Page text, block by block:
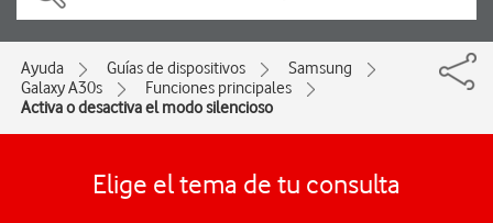
Ayuda Guías de dispositivos
Samsung
Galaxy A30s
Funciones principales
Activa o desactiva el modo silencioso
Elige el tema de tu consulta